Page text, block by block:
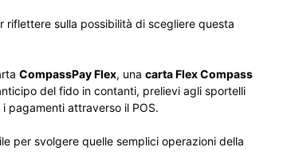
sulla possibilità di scegliere questa
CompassPay Flex, una carta Flex Compass
del fido in contanti, prelievi agli sportelli
pagamenti attraverso il POS.
per svolgere quelle semplici operazioni della